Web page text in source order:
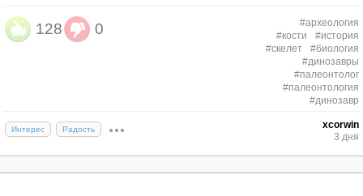
осадконакопления — например, в долинах рек,
особенно там, где река выходит на равнину и
течение становится спокойнее. В горных реках
трупы и кости обычно быстро разрушаются:
воздействие… На равнине, напротив, остатки
могут быть захоронены осадками и при
благоприятных условиях попасть в летопись.
Нередко такие захоронения происходят в старицах
— отрезанных руслах рек, где течение слабое.
128 0
#археология
#кости
#история
#скелет
#биология
#динозавры
#палеонтолог
#палеонтология
#динозавр
Интерес Радость
xcorwin
3 дня